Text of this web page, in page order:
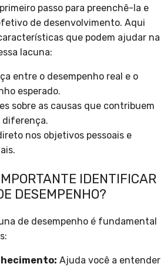
passo para preenchê-la e
de desenvolvimento. Aqui
que podem ajudar na
lacuna:
entre o desempenho real e o
esperado.
sobre as causas que contribuem
diferença.
nos objetivos pessoais e
IDENTIFICAR
DESEMPENHO?
de desempenho é fundamental
Ajuda você a entender